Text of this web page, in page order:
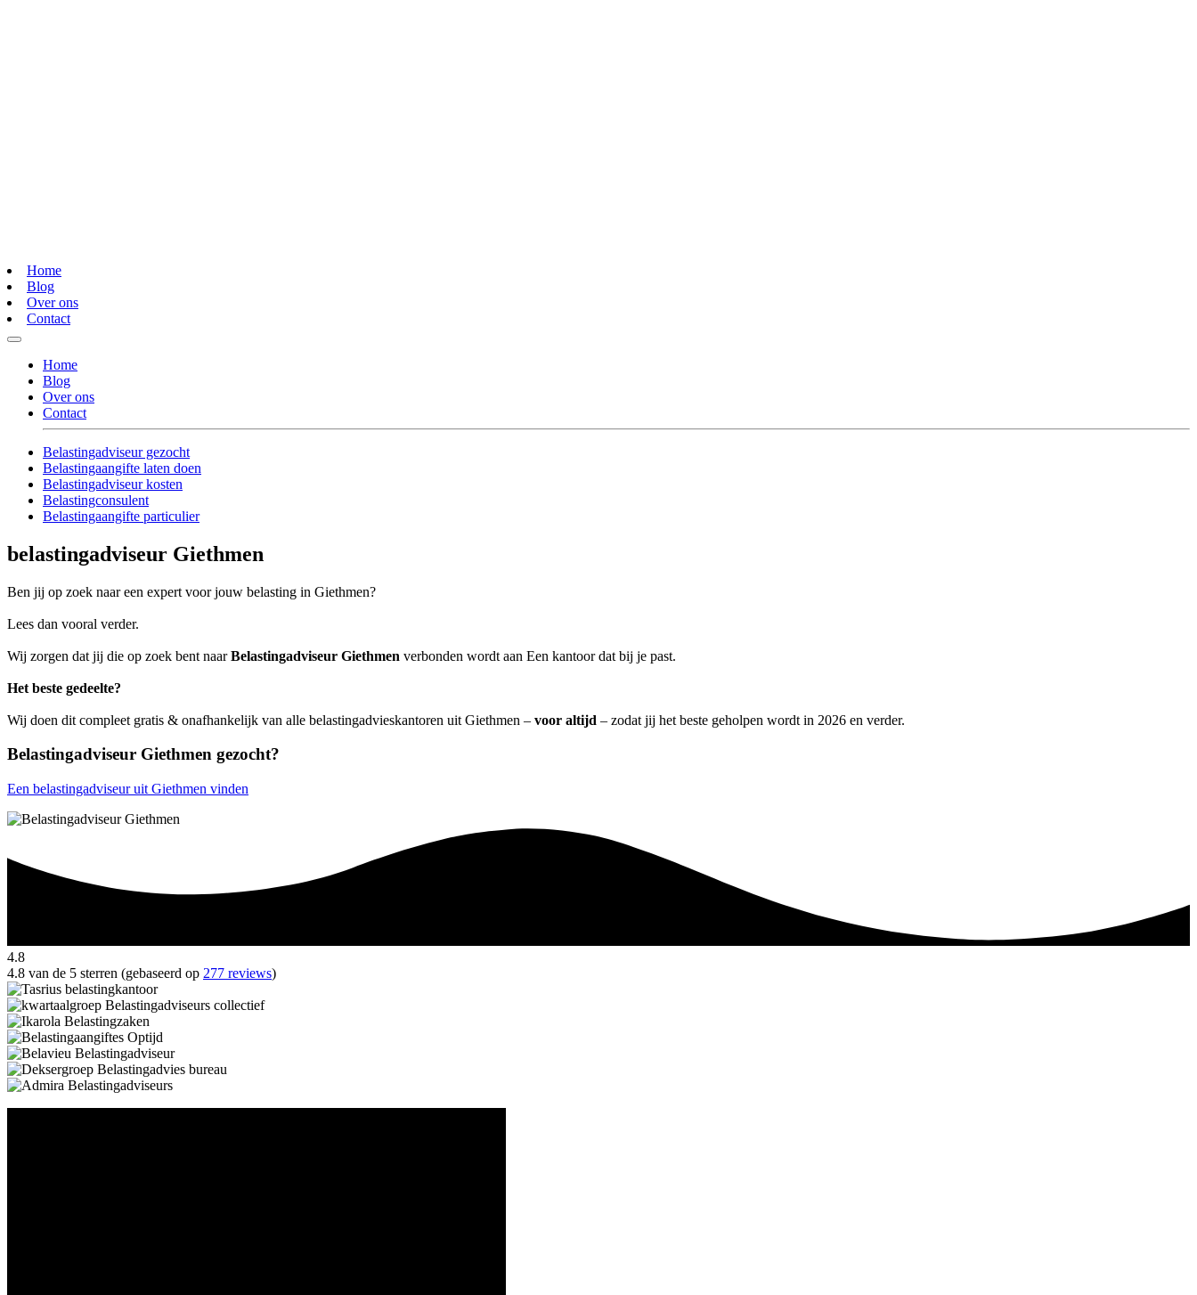
Home
Blog
Over ons
Contact
Home
Blog
Over ons
Contact
Belastingadviseur gezocht
Belastingaangifte laten doen
Belastingadviseur kosten
Belastingconsulent
Belastingaangifte particulier
belastingadviseur Giethmen
Ben jij op zoek naar een expert voor jouw belasting in Giethmen?
Lees dan vooral verder.
Wij zorgen dat jij die op zoek bent naarBelastingadviseur Giethmen verbonden wordt aan Een kantoor dat bij je past.
Het beste gedeelte?
Wij doen dit compleet gratis & onafhankelijk van alle belastingadvieskantoren uit Giethmen – voor altijd – zodat jij het beste geholpen wordt in 2026 en verder.
Belastingadviseur Giethmen gezocht?
Een belastingadviseur uit Giethmen vinden
4.8
4.8 van de 5 sterren (gebaseerd op 277 reviews)